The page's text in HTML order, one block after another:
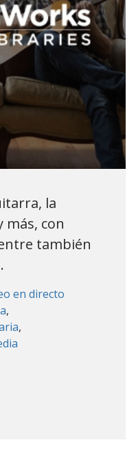
la
con
también
en directo